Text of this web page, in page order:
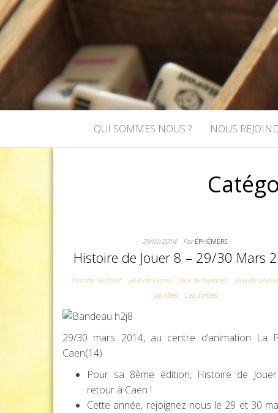
QUI SOMMES NOUS ? NOUS
29/01/2014 ParÉPHÉMÈRE
Histoire de Jouer 8 – 29/30 Mars
Histoire de Jouer Jeux de cartes Jeux de figurines Jeux de
de rôles
Les Sorties
29/30 mars 2014, au centre d’animation La
Caen(14)
Pour sa 8ème édition, Histoire de
retour à Caen !
Cette année, rejoignez-nous le 29 et 30